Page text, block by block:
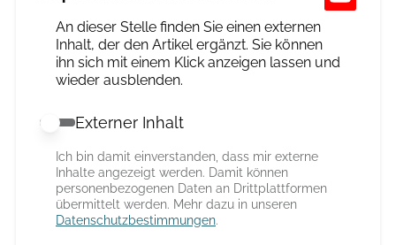
An dieser Stelle finden Sie einen externen
Inhalt, der den Artikel ergänzt. Sie können
ihn sich mit einem Klick anzeigen lassen und
wieder ausblenden.
Externer Inhalt erlauben
Externer Inhalt
Ich bin damit einverstanden, dass mir externe
Inhalte angezeigt werden. Damit können
personenbezogenen Daten an Drittplattformen
übermittelt werden. Mehr dazu in unseren
Datenschutzbestimmungen.